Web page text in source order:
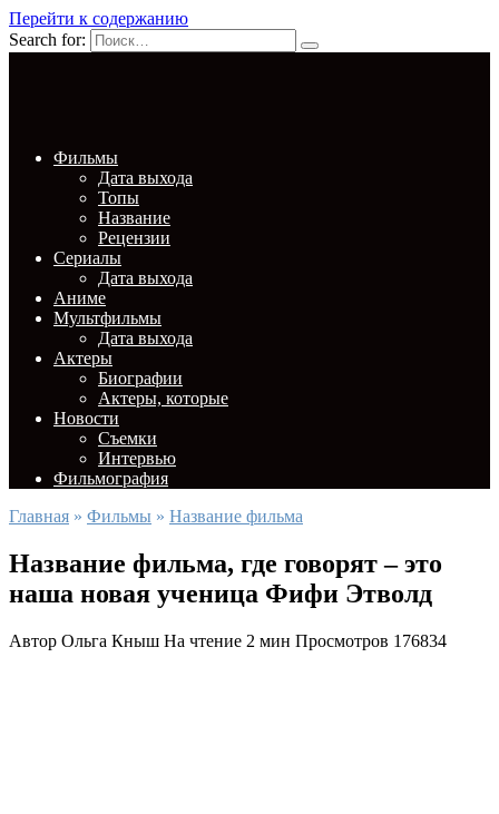
Перейти к содержанию
Search for:
Фильмы
Дата выхода
Топы
Название
Рецензии
Сериалы
Дата выхода
Аниме
Мультфильмы
Дата выхода
Актеры
Биографии
Актеры, которые
Новости
Съемки
Интервью
Фильмография
Главная » Фильмы » Название фильма
Название фильма, где говорят – это
наша новая ученица Фифи Этволд
Автор Ольга Кныш На чтение 2 мин Просмотров 176834